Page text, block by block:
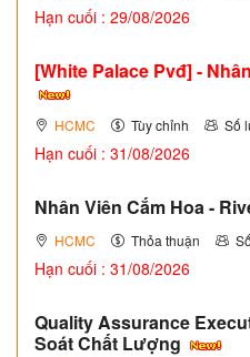
Hạn cuối : 29/08/2026
[White Palace Pvđ] -
HCMC Tùy chỉnh Số
Hạn cuối : 31/08/2026
Nhân Viên Cắm Hoa -
HCMC Thỏa thuận
Hạn cuối : 31/08/2026
Quality Assurance
Soát Chất Lượng